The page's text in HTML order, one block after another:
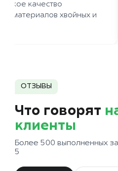
качество
хвойных и
ОТЗЫВЫ
Что говорят
клиенты
Более 500 выполненных
5